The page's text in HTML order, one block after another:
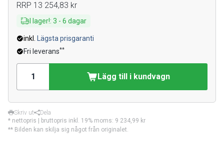
RRP 13 254,83 kr
I lager!: 3 - 6 dagar
inkl.
Lägsta prisgaranti
Fri leverans**
Lägg till i kundvagn
Skriv ut
Dela
* nettopris | bruttopris inkl. 19% moms: 9 234,99 kr
** Bilden kan skilja sig något från originalet.